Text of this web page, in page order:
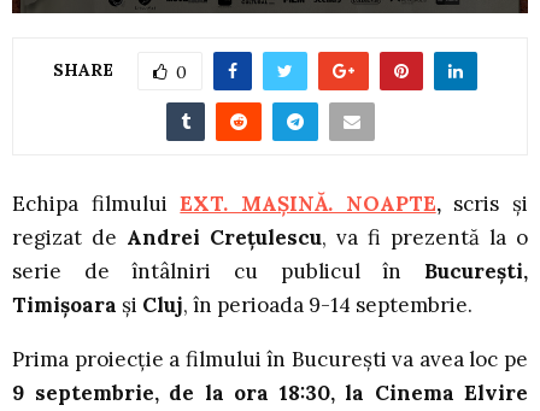
SHARE 0
Echipa filmuluiEXT. MAȘINĂ. NOAPTE, scris și
regizat de Andrei Crețulescu, va fi prezentă la o
serie de întâlniri cu publicul în București,
Timișoara și Cluj, în perioada 9-14 septembrie.
Prima proiecție a filmului în București va avea loc pe
9 septembrie, de la ora 18:30, la Cinema Elvire